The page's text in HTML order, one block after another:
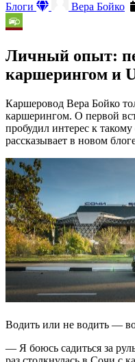
Блоги
Вера Бойко
Личный опыт:
каршерингом и
Каршеровод Вера Бойко
каршерингом. О первой
пробудил интерес к
рассказывает в новом
Водить или не водить —
— Я боюсь садиться за